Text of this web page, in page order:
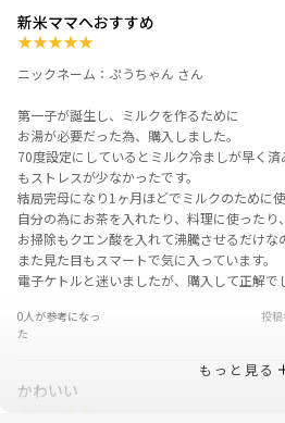
新米ママへおすすめ
★★★★★
ニックネーム：ぷうちゃん さん
第一子が誕生し、ミルクを作るために
お湯が必要だった為、購入しました。
70度設定にしているとミルク冷ましが早く
もストレスが少なかったです。
結局完母になり1ヶ月ほどでミルクのために
自分の為にお茶を入れたり、料理に使ったり
お掃除もクエン酸を入れて沸騰させるだけな
また見た目もスマートで気に入っています。
電子ケトルと迷いましたが、購入して正解で
0人が参考になっ
た
投
かわいい
もっと見る